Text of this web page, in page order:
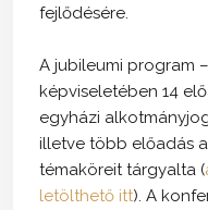
fejlődésére.
A jubileumi program
képviseletében 14
egyházi
illetve több előadás
témaköreit tárgyalta (
letölthető itt). A